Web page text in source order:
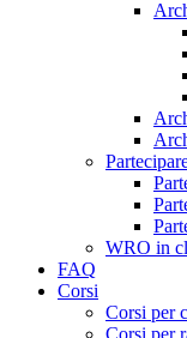
WRO in
FAQ
Corsi
Corsi per
Corsi per